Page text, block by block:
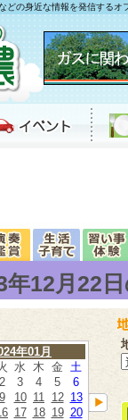
の身近な情報を発信するオ
年12月22
年01月
水 木 金 土
3 4 5
6
10 11 12 13
17 18 19 20